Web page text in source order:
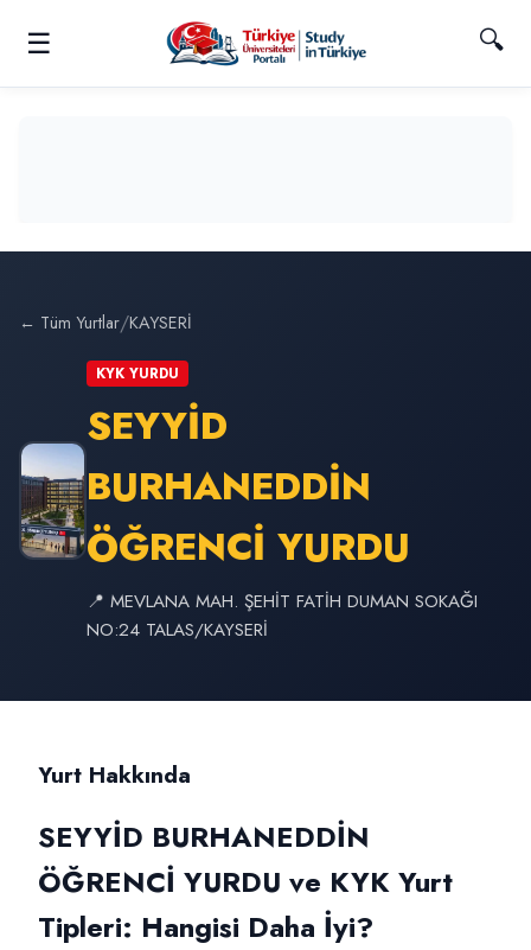
☰ 🔍
← Tüm Yurtlar/KAYSERİ
KYK YURDU
SEYYİD
BURHANEDDİN
ÖĞRENCİ YURDU
📍 MEVLANA MAH. ŞEHİT FATİH DUMAN SOKAĞI
NO:24 TALAS/KAYSERİ
Yurt Hakkında
SEYYİD BURHANEDDİN
ÖĞRENCİ YURDU ve KYK Yurt
Tipleri: Hangisi Daha İyi?